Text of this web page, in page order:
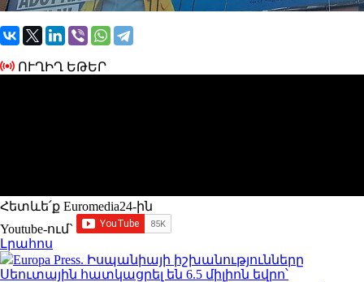
ՈՒՂԻՂ ԵԹԵՐ
Հետևե՛ք Euromedia24-ին
Youtube-ում`
Լրահոս
Europa Press. Իսպանիայի իշխանությունները
Սեուտային հատկացրել են 6.5 միլիոն եվրո՝